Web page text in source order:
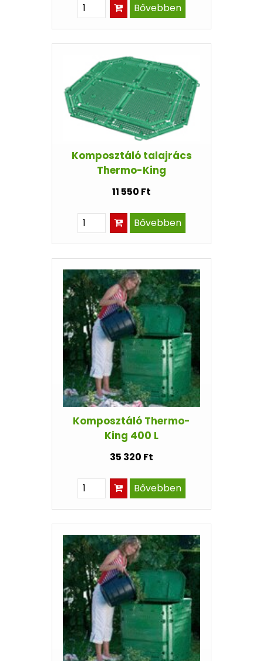
Bővebben
Komposztáló talajrács
Thermo-King
11 550 Ft
Bővebben
Komposztáló Thermo-
King 400 L
35 320 Ft
Bővebben